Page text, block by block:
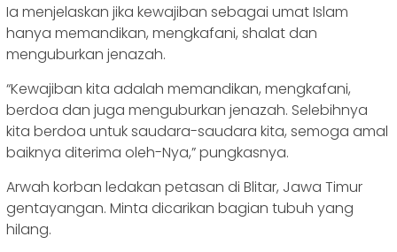
Ia menjelaskan jika kewajiban sebagai umat Islam
hanya memandikan, mengkafani, shalat dan
menguburkan jenazah.
“Kewajiban kita adalah memandikan, mengkafani,
berdoa dan juga menguburkan jenazah. Selebihnya
kita berdoa untuk saudara-saudara kita, semoga amal
baiknya diterima oleh-Nya,” pungkasnya.
Arwah korban ledakan petasan di Blitar, Jawa Timur
gentayangan. Minta dicarikan bagian tubuh yang
hilang.